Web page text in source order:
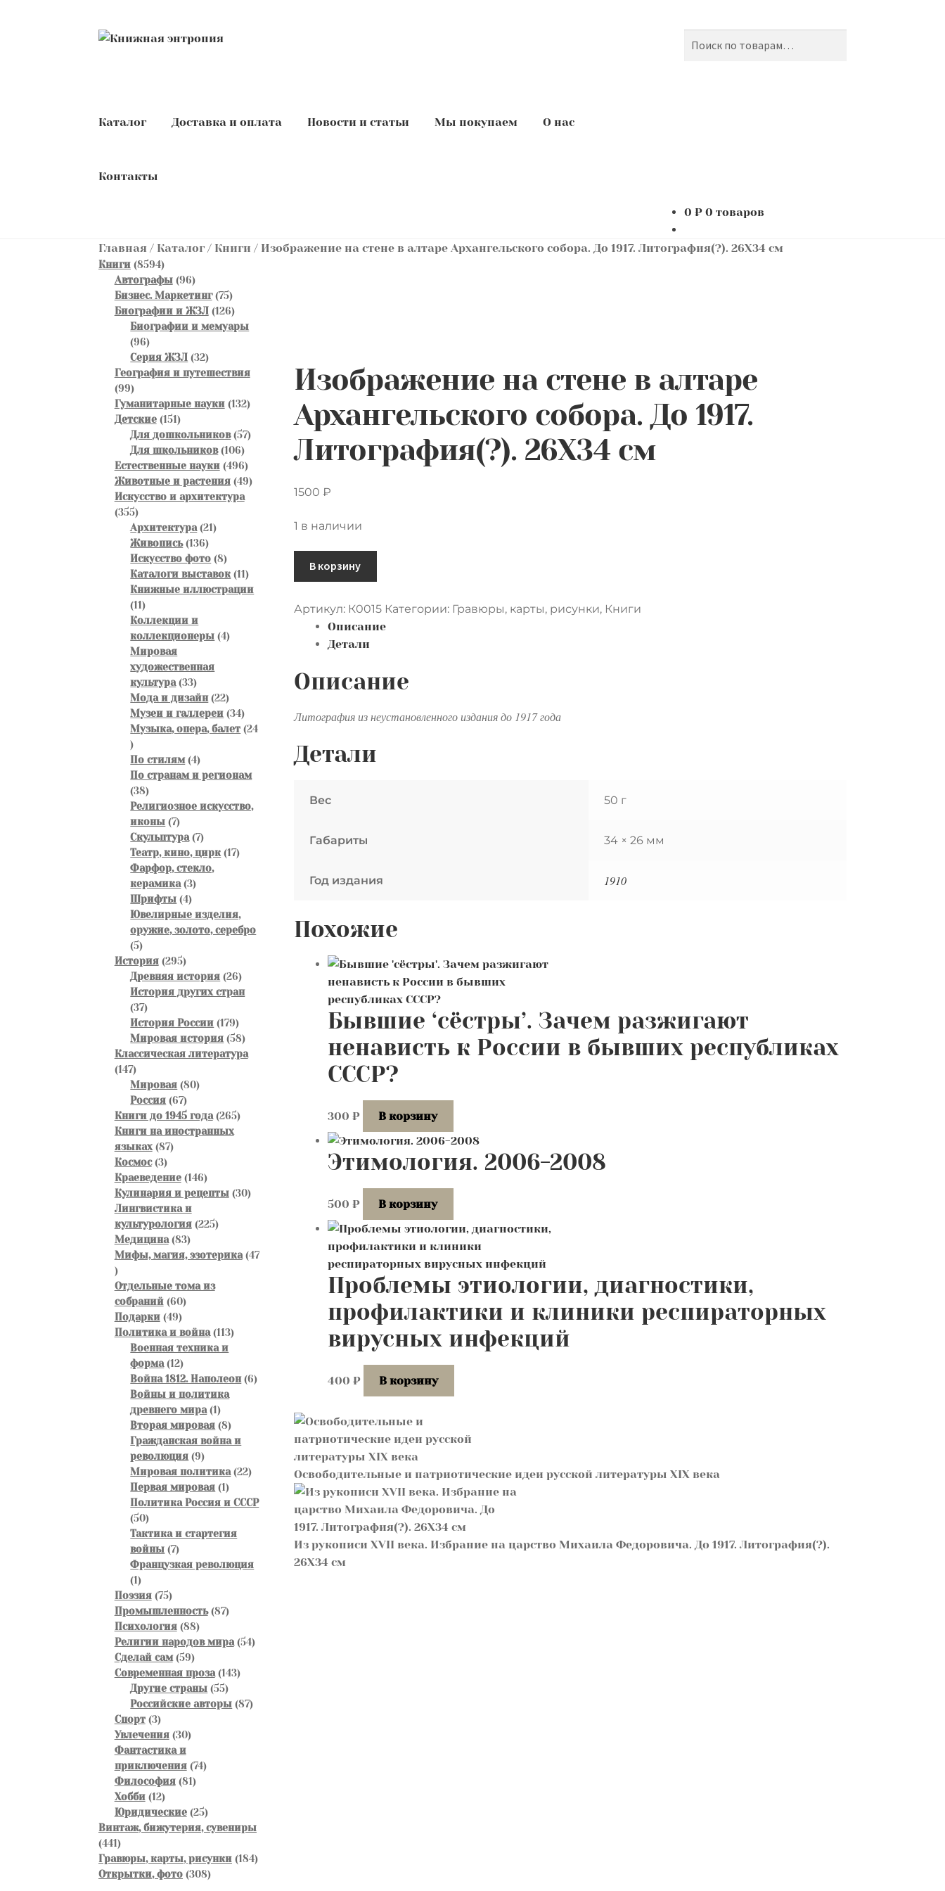
Перейти
Перейти
Каталог Доставка и оплата Новости и статьи Мы покупаем О нас
Контакты
0 ₽ 0 товаров
Главная / Каталог / Книги / Изображение на стене в алтаре Архангельского собора. До 1917. Литография(?). 26Х34 см
Изображение на стене в алтаре
Архангельского собора. До 1917.
Литография(?). 26Х34 см
1500 ₽
1 в наличии
товара
на
стене
Архангельского
До
Литография(?).
26Х34
В корзину
Артикул: К0015 Категории: Гравюры, карты, рисунки, Книги
Описание
Детали
Описание
Литография из неустановленного издания до 1917 года
Детали
Вес 50 г
Габариты 34 × 26 мм
Год издания 1910
Похожие
Бывшие ‘сёстры’. Зачем разжигают
ненависть к России в бывших республиках
СССР?
300 ₽ В корзину
Этимология. 2006-2008
500 ₽ В корзину
Проблемы этиологии, диагностики,
профилактики и клиники респираторных
вирусных инфекций
400 ₽ В корзину
Освободительные и патриотические идеи русской литературы XIX века
Из рукописи ХVII века. Избрание на царство Михаила Федоровича. До 1917. Литография(?).
26Х34 см
Книги 85948594
товара
Автографы 9696
товаров
Бизнес. Маркетинг 7575
товаров
Биографии и ЖЗЛ 126126
товаров
Биографии и мемуары
9696
товаров
Серия ЖЗЛ 3232
товара
География и путешествия
9999
товаров
Гуманитарные науки 132132
Детские 151151
товар
Для дошкольников 5757
Для школьников 106106
товаров
Естественные науки 496496
товаров
Животные и растения 4949
Искусство и архитектура
355355
товаров
Архитектура 2121
Живопись 136136
товаров
Искусство фото 88
товаров
Каталоги выставок 1111
товаров
Книжные иллюстрации
1111
товаров
Коллекции и
коллекционеры 44
Мировая
художественная
культура 3333
товара
Мода и дизайн 2222
товара
Музеи и галлереи 3434
товара
Музыка, опера, балет 24
24
товара
По стилям 44
товара
По странам и регионам
3838
товаров
Религиозное искусство,
иконы 77
товаров
Скульптура 77
товаров
Театр, кино, цирк 1717
Фарфор, стекло,
керамика 33
Шрифты 44
товара
Ювелирные изделия,
оружие, золото, серебро
55
товаров
История 295295
товаров
Древняя история 2626
товаров
История других стран
3737
товаров
История России 179179
товаров
Мировая история 5858
товаров
Классическая литература
147147
товаров
Мировая 8080
Россия 6767
товаров
Книги до 1945 года 265265
Книги на иностранных
языках 8787
Космос 33
товара
Краеведение 146146
товаров
Кулинария и рецепты 3030
Лингвистика и
культурология 225225
Медицина 8383
товара
Мифы, магия, эзотерика 47
47
товаров
Отдельные тома из
собраний 6060
товаров
Подарки 4949
товаров
Политика и война 113113
Военная техника и
форма 1212
товаров
Война 1812. Наполеон 66
Войны и политика
древнего мира 11
товар
Вторая мировая 88
товаров
Гражданская война и
революция 99
товаров
Мировая политика 2222
Первая мировая 11
товар
Политика Россия и СССР
5050
товаров
Тактика и стартегия
войны 77
товаров
Французкая революция
11
товар
Поэзия 7575
товаров
Промышленность 8787
Психология 8888
товаров
Религии народов мира 5454
Сделай сам 5959
товаров
Современная проза 143143
Другие страны 5555
товаров
Российские авторы 8787
Спорт 33
товара
Увлечения 3030
Фантастика и
приключения 7474
Философия 8181
Хобби 1212
товаров
Юридические 2525
товаров
Винтаж, бижутерия, сувениры
441441
товар
Гравюры, карты, рисунки 184184
Открытки, фото 308308